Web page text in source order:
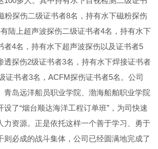
粉探伤二级证书者8名，持有水下磁粉探伤
陆上超声波探伤二级证书者4名，持有水下
者4名，持有水下超声波探伤以及证书者5
透探伤2级证书者3名，持有水下焊接证书者
证书者3名，ACFM探伤证书者5名。公司
青岛远洋船员职业学院、渤海船舶职业学院
设了“烟台顺达海洋工程订单班”，为司快速
力资源。正是依托这样一个善于学习、勇于
则必成的战斗集体，公司已经圆满地完成了